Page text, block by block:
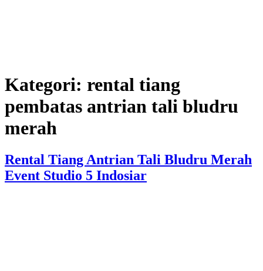
Kategori: rental tiang
pembatas antrian tali bludru
merah
Rental Tiang Antrian Tali Bludru Merah
Event Studio 5 Indosiar